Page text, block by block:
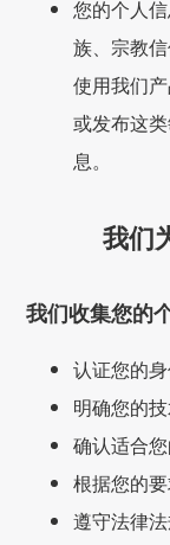
您的个人
族、宗教
使用我们
或发布这
息。
我们
我们收集您的
认证您的
明确您的
确认适合
根据您的
遵守法律法